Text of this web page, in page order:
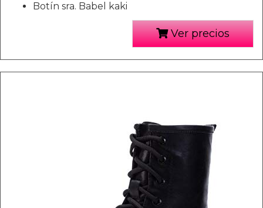
Botín sra. Babel kaki
Ver precios